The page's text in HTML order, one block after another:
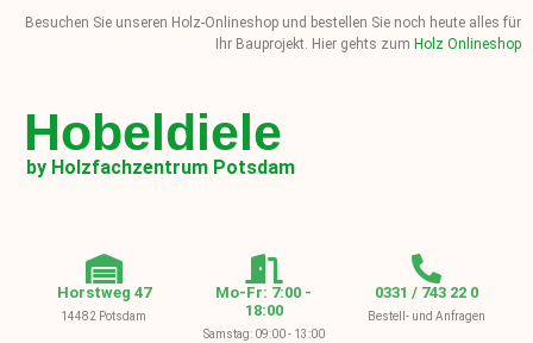
Besuchen Sie unseren Holz-Onlineshop und bestellen Sie noch heute alles für
Ihr Bauprojekt. Hier gehts zum Holz Onlineshop
Hobeldiele
by Holzfachzentrum Potsdam
Horstweg 47
14482 Potsdam
Mo-Fr: 7:00 -
18:00
Samstag: 09:00 - 13:00
0331 / 743 22 0
Bestell- und Anfragen